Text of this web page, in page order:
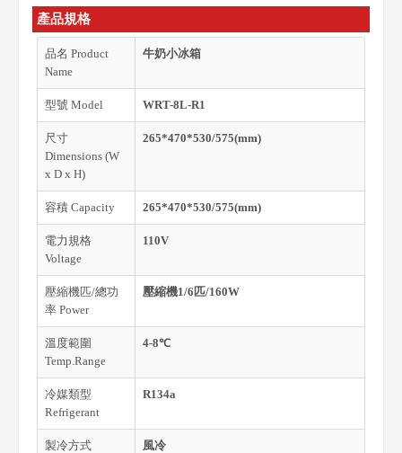
產品規格
品名 Product
Name
牛奶小冰箱
型號 Model WRT-8L-R1
尺寸
Dimensions (W
x D x H)
265*470*530/575(mm)
容積 Capacity 265*470*530/575(mm)
電力規格
Voltage
110V
壓縮機匹/總功
率 Power
壓縮機1/6匹/160W
溫度範圍
Temp.Range
4-8℃
冷媒類型
Refrigerant
R134a
製冷方式
風冷